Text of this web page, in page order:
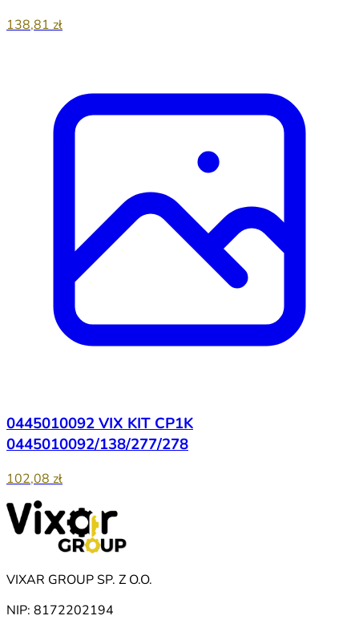
138,81 zł
0445010092 VIX KIT CP1K
0445010092/138/277/278
102,08 zł
VIXAR GROUP SP. Z O.O.
NIP: 8172202194